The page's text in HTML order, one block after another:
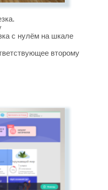
с нулём на шкале
второму